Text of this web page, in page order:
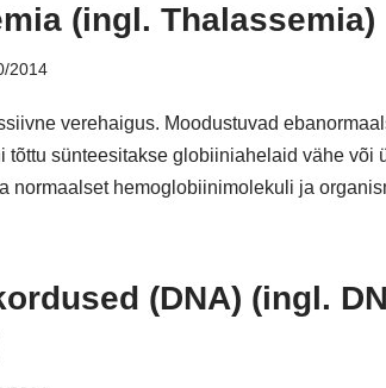
(ingl. Thalassemia)
2014
verehaigus. Moodustuvad
tõttu sünteesitakse globiiniahelaid vähe või
normaalset hemoglobiinimolekuli ja
(DNA) (ingl.